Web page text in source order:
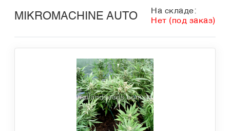
MIKROMACHINE AUTO
На складе:
Нет (под заказ)